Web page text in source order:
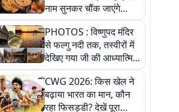
नाम सुनकर चौंक जाएंगे
लेकिन स्वाद ऐसा कि बार-बार
खाने का करेगा मन
PHOTOS : विष्णुपद मंदिर
से फल्गु नदी तक, तस्वीरों में
देखिए गया जी की आध्यात्मिक
पहचान
CWG 2026: किस खेल ने
बढ़ाया भारत का मान, कौन
रहा फिसड्डी? देखें पूरा